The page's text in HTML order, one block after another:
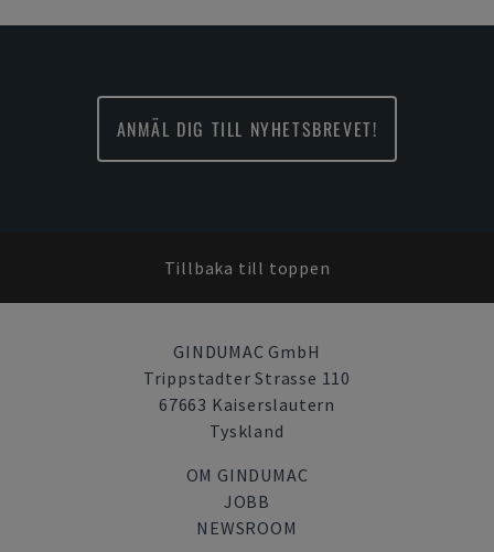
ANMÄL DIG TILL NYHETSBREVET!
Tillbaka till toppen
GINDUMAC GmbH
Trippstadter Strasse 110
67663 Kaiserslautern
Tyskland
OM GINDUMAC
JOBB
NEWSROOM